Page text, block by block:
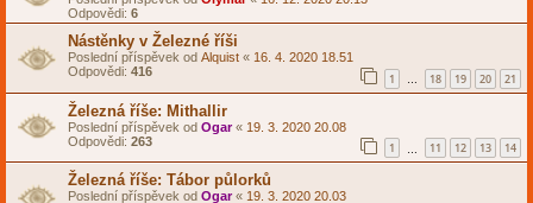
Odpovědi: 6
Nástěnky v Železné říši
Poslední příspěvek od Alquist « 16. 4. 2020 18.51
Odpovědi: 416 1 … 18 19 20 21
Železná říše: Mithallir
Poslední příspěvek od Ogar« 19. 3. 2020 20.08
Odpovědi: 263 1 11 12 13 14
Železná říše: Tábor půlorků
Poslední příspěvek od Ogar« 19. 3. 2020 20.03